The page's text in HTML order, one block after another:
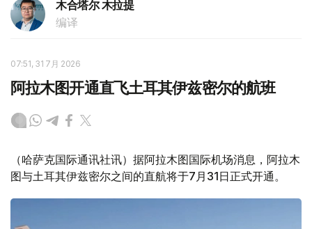
木合塔尔 木拉提
编译
07:51, 31 7月 2026
阿拉木图开通直飞土耳其伊兹密尔的航班
（哈萨克国际通讯社讯）据阿拉木图国际机场消息，阿拉木
图与土耳其伊兹密尔之间的直航将于7月31日正式开通。